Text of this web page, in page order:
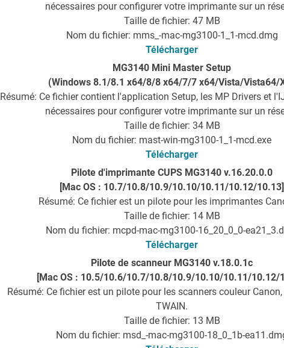
nécessaires pour configurer votre imprimante sur un
Taille de fichier: 47 MB
Nom du fichier: mms_-mac-mg3100-1_1-mcd.dmg
Télécharger
MG3140 Mini Master Setup
(Windows 8.1/8.1 x64/8/8 x64/7/7 x64/Vista/Vista64/
Résumé: Ce fichier contient l'application Setup, les MP Drivers et
nécessaires pour configurer votre imprimante sur un
Taille de fichier: 34 MB
Nom du fichier: mast-win-mg3100-1_1-mcd.exe
Télécharger
Pilote d'imprimante CUPS MG3140 v.16.20.0.0
[Mac OS : 10.7/10.8/10.9/10.10/10.11/10.12/10.13]
Résumé: Ce fichier est un pilote pour les imprimantes
Taille de fichier: 14 MB
Nom du fichier: mcpd-mac-mg3100-16_20_0_0-
Télécharger
Pilote de scanneur MG3140 v.18.0.1c
[Mac OS : 10.5/10.6/10.7/10.8/10.9/10.10/10.11/10.12/
Résumé: Ce fichier est un pilote pour les scanners couleur
TWAIN.
Taille de fichier: 13 MB
Nom du fichier: msd_-mac-mg3100-18_0_1b-